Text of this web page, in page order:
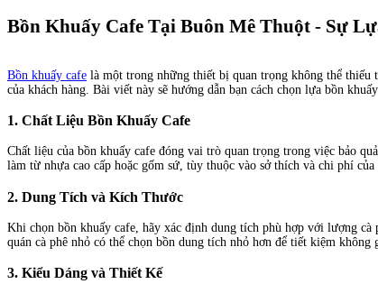
Bồn Khuấy Cafe Tại Buôn Mê Thuột - Sự
Bồn khuấy cafe là một trong những thiết bị quan trọng không thể thiếu
của khách hàng. Bài viết này sẽ hướng dẫn bạn cách chọn lựa bồn
1. Chất Liệu Bồn Khuấy Cafe
Chất liệu của bồn khuấy cafe đóng vai trò quan trọng trong việc bảo
làm từ nhựa cao cấp hoặc gốm sứ, tùy thuộc vào sở thích và chi phí của
2. Dung Tích và Kích Thước
Khi chọn bồn khuấy cafe, hãy xác định dung tích phù hợp với lượng
quán cà phê nhỏ có thể chọn bồn dung tích nhỏ hơn để tiết kiệm không
3. Kiểu Dáng và Thiết Kế